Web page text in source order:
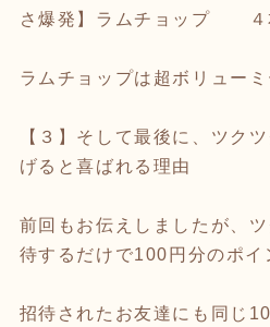
さ爆発】ラムチョップ ４
ラムチョップは超ボリュー
【３】そして最後に、ツク
げると喜ばれる理由
前回もお伝えしましたが、
待するだけで100円分のポイ
招待されたお友達にも同じ